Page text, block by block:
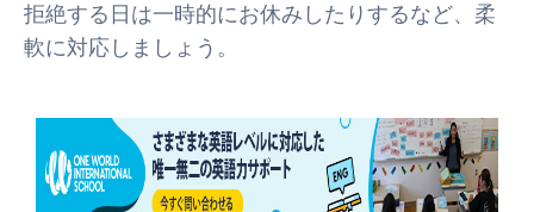
拒絶する日は一時的にお休みしたりするなど、柔
軟に対応しましょう。